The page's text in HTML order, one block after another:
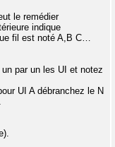
le remédier
indique
fil est noté A,B C…
par un les UI et notez
UI A débranchez le N